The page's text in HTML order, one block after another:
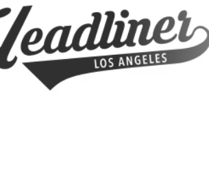
de hauteur et de largeur pour trouver
pour n'importe quelle plate-forme
sont doublés d'un rembourrage
pour plus de stabilité et de
les tailles d'ordinateurs portables
de contrôleur rétractables : 12 à 16"